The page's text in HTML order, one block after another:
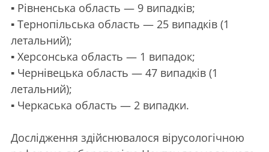
▪️ Рівненська область — 9 випадків;
▪️ Тернопільська область — 25 випадків (1
летальний);
▪️ Херсонська область — 1 випадок;
▪️ Чернівецька область — 47 випадків (1
летальний);
▪️ Черкаська область — 2 випадки.
Дослідження здійснювалося вірусологічною